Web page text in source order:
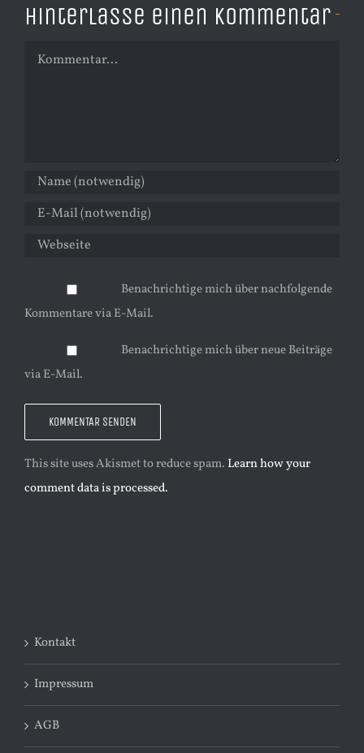
Hinterlasse einen Kommentar
Kommentar
Benachrichtige mich über nachfolgende
Kommentare via E-Mail.
Benachrichtige mich über neue Beiträge
via E-Mail.
This site uses Akismet to reduce spam. Learn how your
comment data is processed.
Kontakt
Impressum
AGB